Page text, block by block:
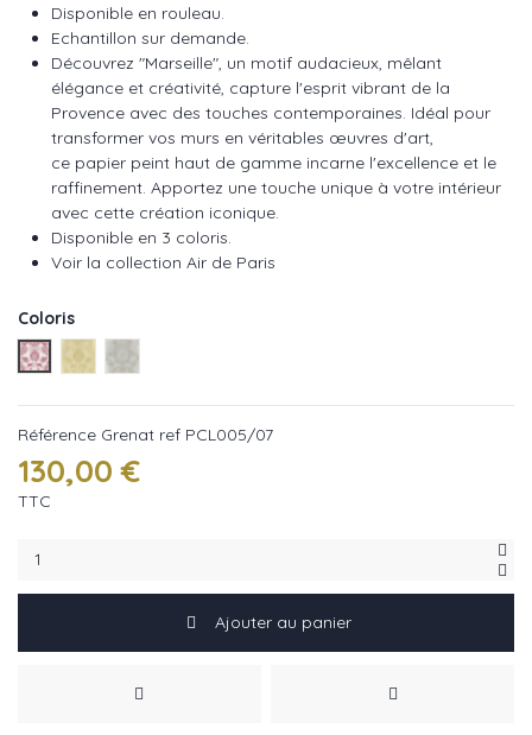
Disponible en rouleau.
Echantillon sur demande.
Découvrez "Marseille", un motif audacieux, mêlant
élégance et créativité, capture l'esprit vibrant de la
Provence avec des touches contemporaines. Idéal pour
transformer vos murs en véritables œuvres d'art,
ce papier peint haut de gamme incarne l'excellence et le
raffinement. Apportez une touche unique à votre intérieur
avec cette création iconique.
Disponible en 3 coloris.
Voir la collection Air de Paris
Coloris
Grenat ref PCL005/07
Dore ref PCL005/03
Puce ref PCL005/04
Référence Grenat ref PCL005/07
130,00 €
TTC
Ajouter au panier